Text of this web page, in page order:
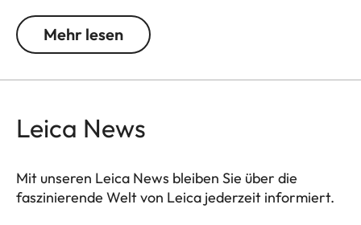
Grautonumsetzung wird die Filterfarbe in
Aufnahmen heller, die Komplementärfarbe
Reflexe und sorgt für eine hohe Transmission ohne
Mehr lesen
Leica News
Mit unseren Leica News bleiben Sie über die
faszinierende Welt von Leica jederzeit informiert.